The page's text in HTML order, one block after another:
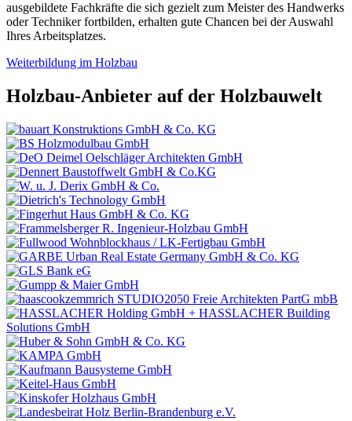
ausgebildete Fachkräfte die sich gezielt zum Meister des Handwerks
oder Techniker fortbilden, erhalten gute Chancen bei der Auswahl
Ihres Arbeitsplatzes.
Weiterbildung im Holzbau
Holzbau-Anbieter auf der Holzbauwelt